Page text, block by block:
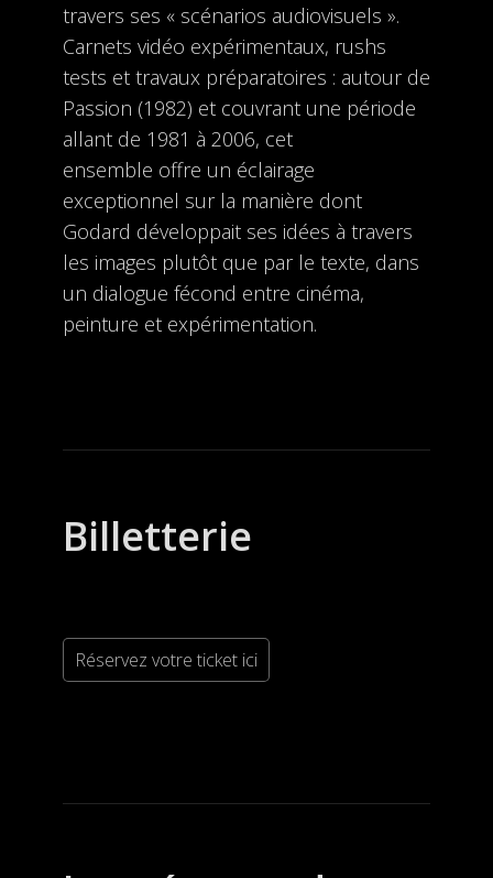
travers ses « scénarios audiovisuels ».
Carnets vidéo expérimentaux, rushs
tests et travaux préparatoires : autour de
Passion (1982) et couvrant une période
allant de 1981 à 2006, cet
ensemble offre un éclairage
exceptionnel sur la manière dont
Godard développait ses idées à travers
les images plutôt que par le texte, dans
un dialogue fécond entre cinéma,
peinture et expérimentation.
Billetterie
Réservez votre ticket ici